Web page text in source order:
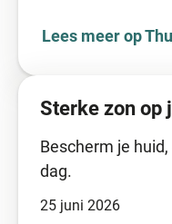
Lees meer op
Sterke zon op
25 juni 2026
Bescherm je
dag.